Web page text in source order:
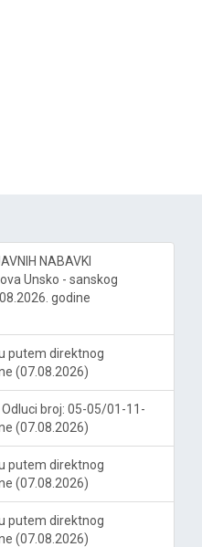
NABAVKI
Unsko - sanskog
godine
putem direktnog
(07.08.2026)
broj: 05-05/01-11-
(07.08.2026)
putem direktnog
(07.08.2026)
putem direktnog
(07.08.2026)